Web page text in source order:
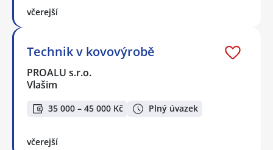
včerejší
Technik v kovovýrobě
PROALU s.r.o.
Vlašim
35 000 – 45 000 Kč Plný úvazek
včerejší